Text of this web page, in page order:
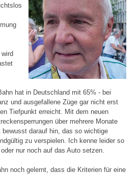
hat in Deutschland mit 65% - bei
und ausgefallene Züge gar nicht erst
Tiefpunkt erreicht. Mit dem neuen
über mehrere Monate
darauf hin, das so wichtige
zu verspielen. Ich kenne leider so
nur noch auf das Auto setzen.
noch gelernt, dass die Kriterien für eine